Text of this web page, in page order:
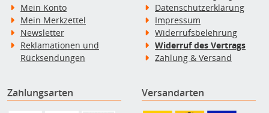
Mein Konto
Mein Merkzettel
Newsletter
Reklamationen und
Rücksendungen
Datenschutzerklärung
Impressum
Widerrufsbelehrung
Widerruf des Vertrags
Zahlung & Versand
Zahlungsarten Versandarten